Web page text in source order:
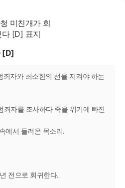
[D]
자와 최소한의 선을 지켜야 하는
죄자를 조사하다 죽을 위기에 빠진
에서 들려온 목소리.
전으로 회귀한다.